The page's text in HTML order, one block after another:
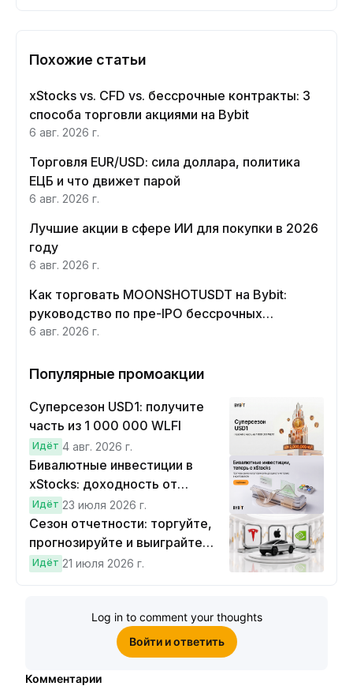
Похожие статьи
xStocks vs. CFD vs. бессрочные контракты: 3
способа торговли акциями на Bybit
6 авг. 2026 г.
Торговля EUR/USD: сила доллара, политика
ЕЦБ и что движет парой
6 авг. 2026 г.
Лучшие акции в сфере ИИ для покупки в 2026
году
6 авг. 2026 г.
Как торговать MOONSHOTUSDT на Bybit:
руководство по пре-IPO бессрочных
контрактов Moonshot AI
6 авг. 2026 г.
Популярные промоакции
Суперсезон USD1: получите
часть из 1 000 000 WLFI
Идёт 4 авг. 2026 г.
Бивалютные инвестиции в
xStocks: доходность от
прогнозов
Идёт 23 июля 2026 г.
Сезон отчетности: торгуйте,
прогнозируйте и выиграйте
Cybertruck!
Идёт 21 июля 2026 г.
Log in to comment your thoughts
Войти и ответить
Комментарии